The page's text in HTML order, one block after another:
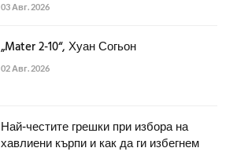
03 Авг. 2026
„Mater 2-10“, Хуан Согьон
02 Авг. 2026
Най-честите грешки при избора на
хавлиени кърпи и как да ги избегнем